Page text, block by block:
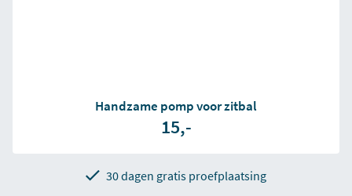
Handzame pomp voor zitbal
15,-
30 dagen gratis proefplaatsing